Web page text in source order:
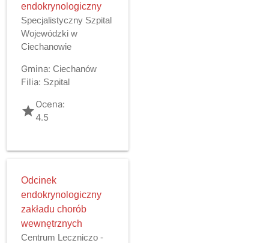
endokrynologiczny
Specjalistyczny Szpital
Wojewódzki w
Ciechanowie
Gmina: Ciechanów
Filia: Szpital
gradeOcena:
4.5
Odcinek
endokrynologiczny
zakładu chorób
wewnętrznych
Centrum Leczniczo -